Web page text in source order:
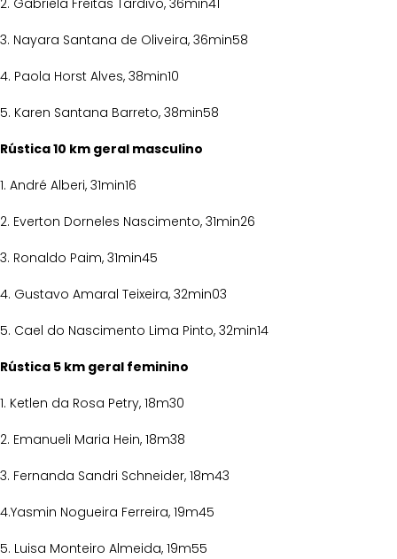
2. Gabriela Freitas Tardivo, 36min41
3. Nayara Santana de Oliveira, 36min58
4. Paola Horst Alves, 38min10
5. Karen Santana Barreto, 38min58
Rústica 10 km geral masculino
1. André Alberi, 31min16
2. Everton Dorneles Nascimento, 31min26
3. Ronaldo Paim, 31min45
4. Gustavo Amaral Teixeira, 32min03
5. Cael do Nascimento Lima Pinto, 32min14
Rústica 5 km geral feminino
1. Ketlen da Rosa Petry, 18m30
2. Emanueli Maria Hein, 18m38
3. Fernanda Sandri Schneider, 18m43
4.Yasmin Nogueira Ferreira, 19m45
5. Luisa Monteiro Almeida, 19m55